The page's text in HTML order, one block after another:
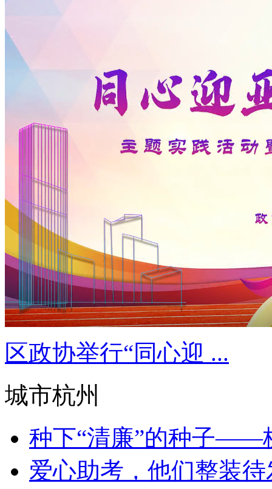
区政协举行“同心迎 ...
城市杭州
种下“清廉”的种子——
爱心助考，他们整装待